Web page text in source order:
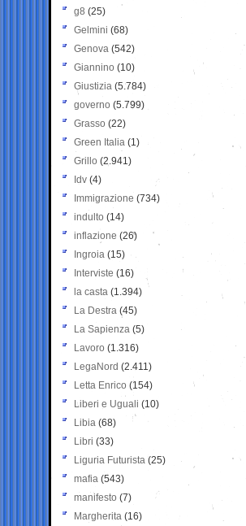
g8 (25)
Gelmini (68)
Genova (542)
Giannino (10)
Giustizia (5.784)
governo (5.799)
Grasso (22)
Green Italia (1)
Grillo (2.941)
Idv (4)
Immigrazione (734)
indulto (14)
inflazione (26)
Ingroia (15)
Interviste (16)
la casta (1.394)
La Destra (45)
La Sapienza (5)
Lavoro (1.316)
LegaNord (2.411)
Letta Enrico (154)
Liberi e Uguali (10)
Libia (68)
Libri (33)
Liguria Futurista (25)
mafia (543)
manifesto (7)
Margherita (16)